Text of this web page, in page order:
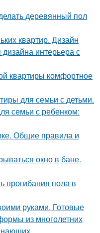
деревянный пол
квартир. Дизайн
интерьера с
квартиры комфортное
для семьи с детьми.
семьи с ребенком:
Общие правила и
окно в бане.
прогибания пола в
руками. Готовые
из многолетних